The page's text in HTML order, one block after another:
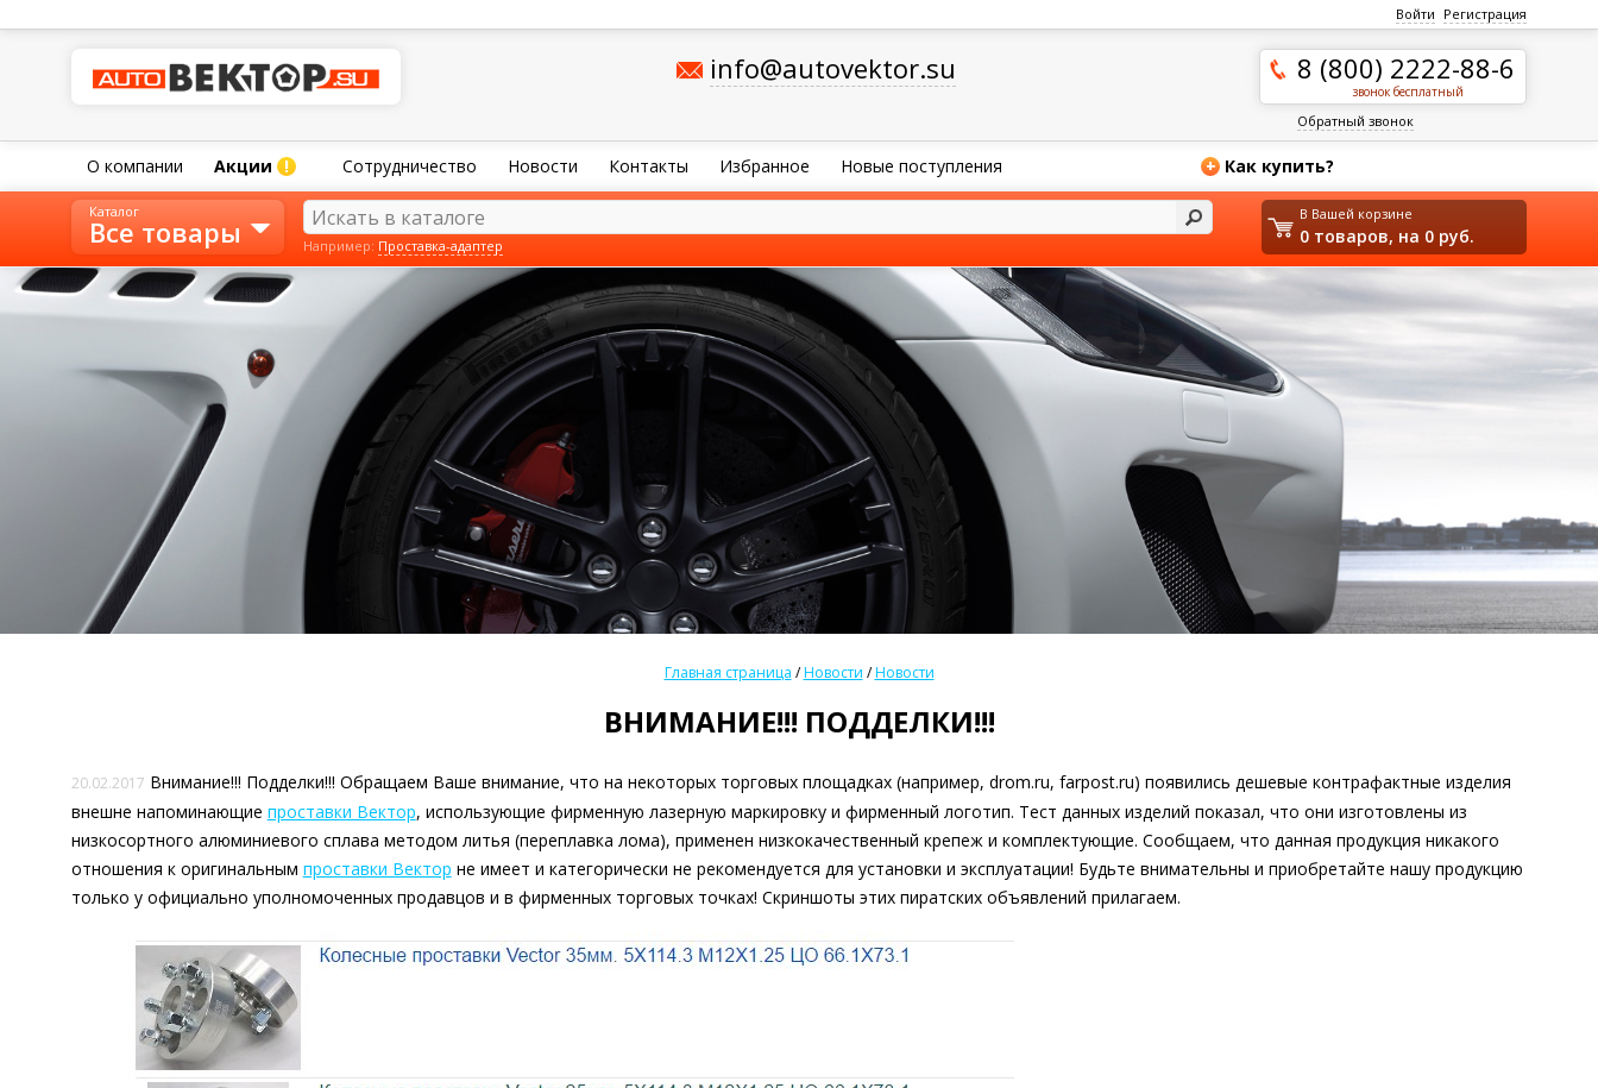
Войти Регистрация
info@autovektor.su 8 (800) 2222-88-6
звонок бесплатный
Обратный звонок
О компании Акции ! Сотрудничество Новости Контакты Избранное Новые поступления + Как купить?
Доставка и оплата
Главная страница /Новости /Новости
ВНИМАНИЕ!!! ПОДДЕЛКИ!!!
20.02.2017 Внимание!!! Подделки!!! Обращаем Ваше внимание, что на некоторых торговых площадках (например, drom.ru, farpost.ru) появились дешевые контрафактные изделия
внешне напоминающие проставки Вектор, использующие фирменную лазерную маркировку и фирменный логотип. Тест данных изделий показал, что они изготовлены из
низкосортного алюминиевого сплава методом литья (переплавка лома), применен низкокачественный крепеж и комплектующие. Сообщаем, что данная продукция никакого
отношения к оригинальным проставки Вектор не имеет и категорически не рекомендуется для установки и эксплуатации! Будьте внимательны и приобретайте нашу продукцию
только у официально уполномоченных продавцов и в фирменных торговых точках! Скриншоты этих пиратских объявлений прилагаем.
Каталог
Все товары
В Вашей корзине
0 товаров, на 0 руб.
Например: Проставка-адаптер